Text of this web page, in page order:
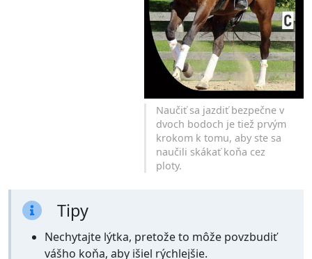
Naučiť sa jazdiť bezpečne v
dvoch bodoch je tiež prvým
krokom k tomu, aby ste sa
naučili skákať koňa cez
ploty.
Tipy
Nechytajte lýtka, pretože to môže povzbudiť
vášho koňa, aby išiel rýchlejšie.